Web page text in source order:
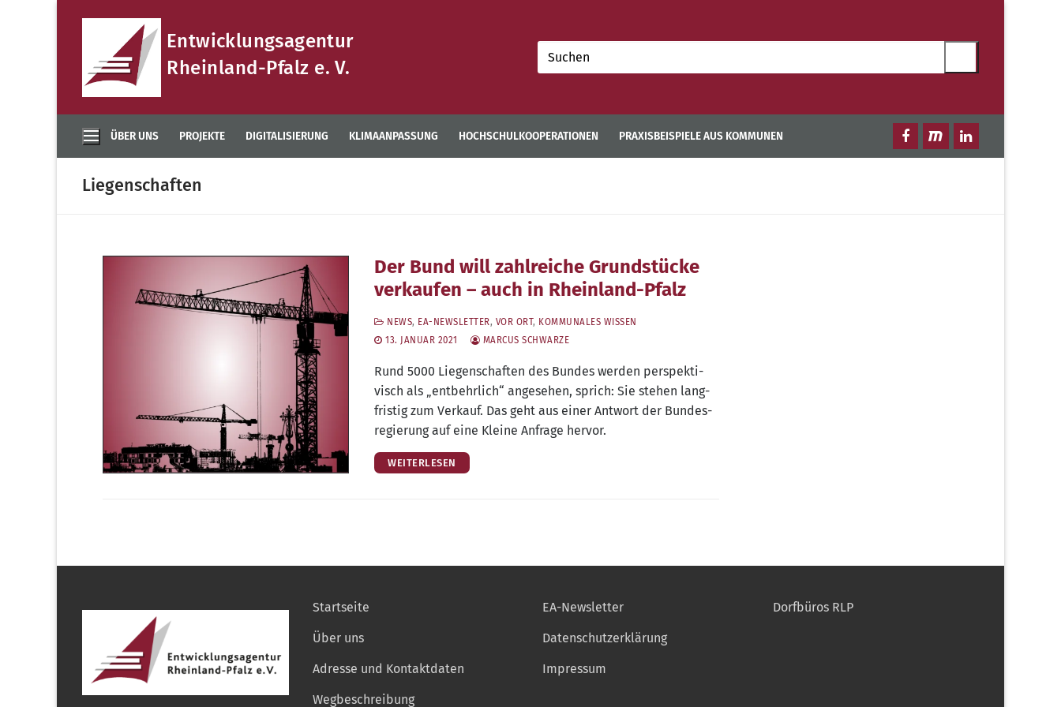
Entwicklungsagentur
Rheinland-Pfalz e. V.
Suchen
nach:
ÜBER UNS PROJEKTE DIGITALISIERUNG KLIMAANPASSUNG HOCHSCHULKOOPERATIONEN PRAXISBEISPIELE AUS KOMMUNEN
Liegenschaften
Der Bund will zahlreiche Grundstücke
verkaufen – auch in Rheinland-Pfalz
NEWS, EA-NEWSLETTER, VOR ORT, KOMMUNALES WISSEN
13. JANUAR 2021
MARCUS SCHWARZE
Rund 5000 Lie­gen­schaf­ten des Bun­des wer­den per­spek­ti­
visch als „ent­behr­lich“ ange­se­hen, sprich: Sie ste­hen lang­
fris­tig zum Ver­kauf. Das geht aus einer Ant­wort der Bun­des­
re­gie­rung auf eine Klei­ne Anfra­ge hervor.
WEITERLESEN
Startseite
Über uns
Adresse und Kontaktdaten
Wegbeschreibung
EA-Newsletter
Datenschutzerklärung
Impressum
Dorfbüros RLP